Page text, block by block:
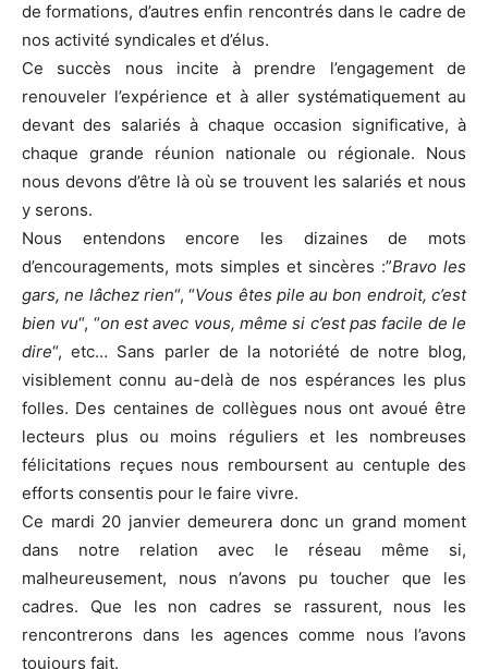
de formations, d’autres enfin rencontrés dans le cadre de
nos activité syndicales et d’élus.
Ce succès nous incite à prendre l’engagement de
renouveler l’expérience et à aller systématiquement au
devant des salariés à chaque occasion significative, à
chaque grande réunion nationale ou régionale. Nous
nous devons d’être là où se trouvent les salariés et nous
y serons.
Nous entendons encore les dizaines de mots
d’encouragements, mots simples et sincères :”Bravo les
gars, ne lâchez rien“, “Vous êtes pile au bon endroit, c’est
bien vu“, “on est avec vous, même si c’est pas facile de le
dire“, etc… Sans parler de la notoriété de notre blog,
visiblement connu au-delà de nos espérances les plus
folles. Des centaines de collègues nous ont avoué être
lecteurs plus ou moins réguliers et les nombreuses
félicitations reçues nous remboursent au centuple des
efforts consentis pour le faire vivre.
Ce mardi 20 janvier demeurera donc un grand moment
dans notre relation avec le réseau même si,
malheureusement, nous n’avons pu toucher que les
cadres. Que les non cadres se rassurent, nous les
rencontrerons dans les agences comme nous l’avons
toujours fait.